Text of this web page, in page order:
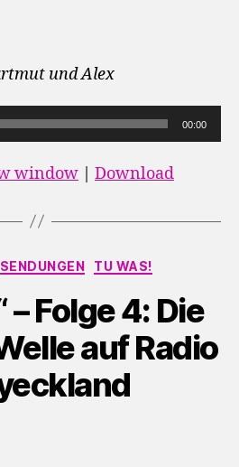
und Alex
00:00
window Download
Kategorien
SENDUNGEN TU WAS!
– Folge 4: Die
auf Radio